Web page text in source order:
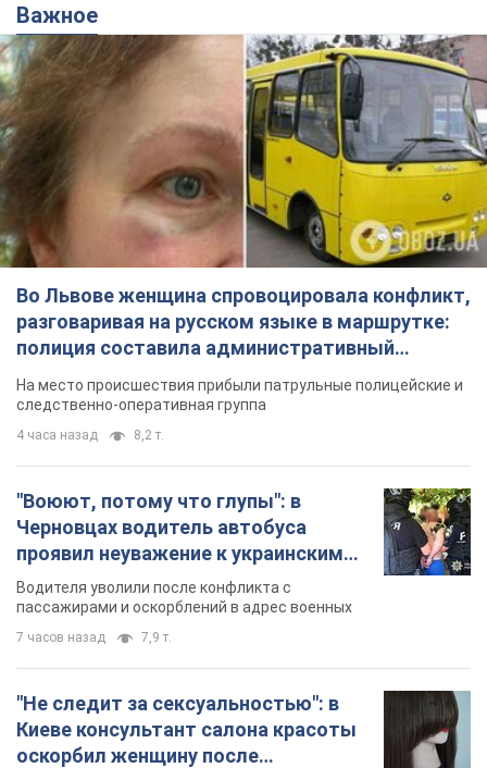
Важное
Во Львове женщина спровоцировала конфликт,
разговаривая на русском языке в маршрутке:
полиция составила административный
протокол. Видео
На место происшествия прибыли патрульные полицейские и
следственно-оперативная группа
4 часа назад 8,2 т.
"Воюют, потому что глупы": в
Черновцах водитель автобуса
проявил неуважение к украинским
военным и поплатился за это.
Видео
Водителя уволили после конфликта с
пассажирами и оскорблений в адрес военных
7 часов назад 7,9 т.
"Не следит за сексуальностью": в
Киеве консультант салона красоты
оскорбил женщину после